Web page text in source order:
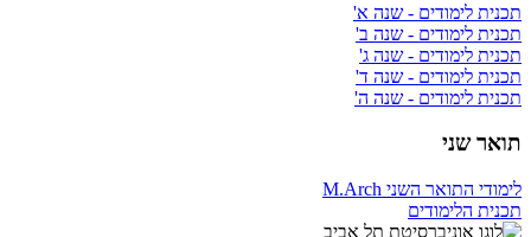
תכנית לימודים - שנה א'
תכנית לימודים - שנה ב'
תכנית לימודים - שנה ג'
תכנית לימודים - שנה ד'
תכנית לימודים - שנה ה'
תואר שני
לימודי התואר השני M.Arch
תכנית הלימודים